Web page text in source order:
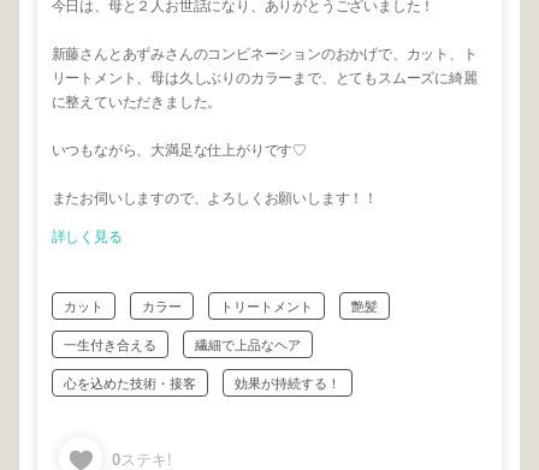
今日は、母と２人お世話になり、ありがとうございました！
新藤さんとあずみさんのコンビネーションのおかげで、カット、ト
リートメント、母は久しぶりのカラーまで、とてもスムーズに綺麗
に整えていただきました。
いつもながら、大満足な仕上がりです♡
またお伺いしますので、よろしくお願いします！！
詳しく見る
カット カラー トリートメント 艶髪
一生付き合える 繊細で上品なヘア
心を込めた技術・接客 効果が持続する！
0ステキ!